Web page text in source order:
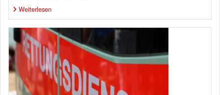
Weiterlesen